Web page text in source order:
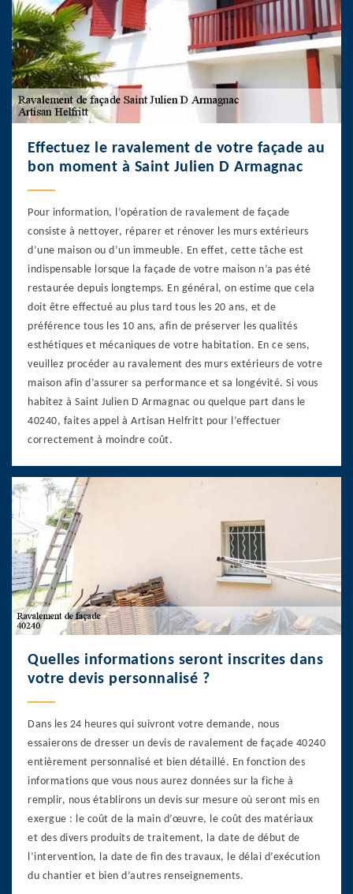
Effectuez le ravalement de votre façade au
bon moment à Saint Julien D Armagnac
Pour information, l’opération de ravalement de façade
consiste à nettoyer, réparer et rénover les murs extérieurs
d’une maison ou d’un immeuble. En effet, cette tâche est
indispensable lorsque la façade de votre maison n’a pas été
restaurée depuis longtemps. En général, on estime que cela
doit être effectué au plus tard tous les 20 ans, et de
préférence tous les 10 ans, afin de préserver les qualités
esthétiques et mécaniques de votre habitation. En ce sens,
veuillez procéder au ravalement des murs extérieurs de votre
maison afin d’assurer sa performance et sa longévité. Si vous
habitez à Saint Julien D Armagnac ou quelque part dans le
40240, faites appel à Artisan Helfritt pour l’effectuer
correctement à moindre coût.
Quelles informations seront inscrites dans
votre devis personnalisé ?
Dans les 24 heures qui suivront votre demande, nous
essaierons de dresser un devis de ravalement de façade 40240
entièrement personnalisé et bien détaillé. En fonction des
informations que vous nous aurez données sur la fiche à
remplir, nous établirons un devis sur mesure où seront mis en
exergue : le coût de la main d’œuvre, le coût des matériaux
et des divers produits de traitement, la date de début de
l’intervention, la date de fin des travaux, le délai d’exécution
du chantier et bien d’autres renseignements.